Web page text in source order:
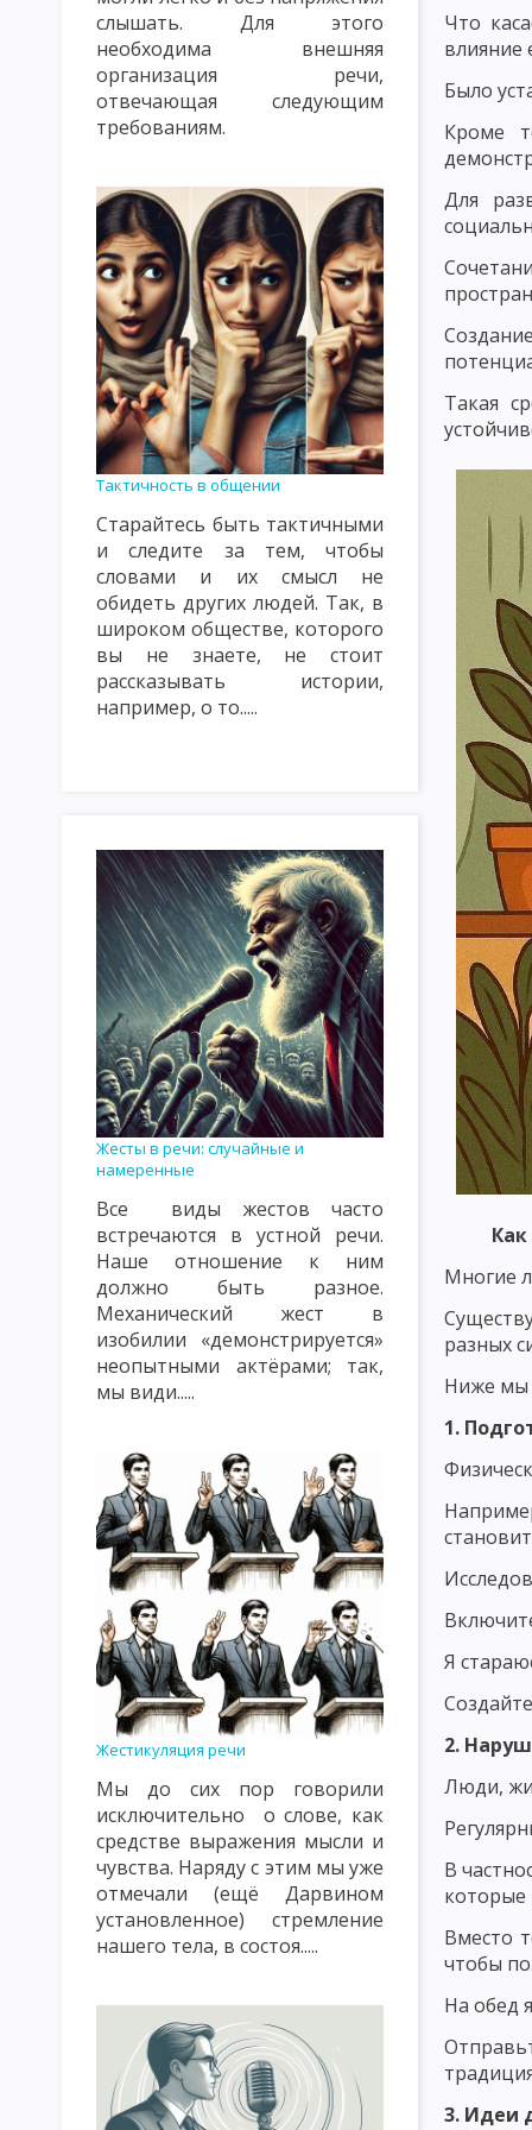
ПРАВИЛА СОЗДАНИЯ ПРОБЛЕМНЫХ СИТУАЦИЙ. УРОВНИ
ЛИЧНОСТНО ОРИЕНТИРОВАННОЕ ОБУЧЕНИЕ
ЦЕННОСТНО ОРИЕНТИРОВАННОЕ ВОСПИТАНИЕ ЗАКОНЫ
ПСИХОЛОГИЧЕСКИЕ И КИБЕРНЕТИЧЕСКИЕ ЗАКОНОМЕРНОСТИ
ДИДАКТИЧЕСКИЕ ПРИНЦИПЫ И ИХ КЛАССИФИКАЦИЯ
ПРИНЦИП ПРАКТИЧЕСКОЙ НАПРАВЛЕННОСТИ,
ПРИНЦИП ОПТИМИЗАЦИИ ОБУЧЕНИЯ ПРИНЦИП
ПРИНЦИП НАГЛЯДНОСТИ В ОБУЧЕНИИ ПРИНЦИП
ПРИНЦИП МОТИВАЦИИ УЧЕБНО-ПОЗНАВАТЕЛЬНОЙ
ПРИНЦИП ПРОЧНОСТИ УСВОЕНИЯ ЗНАНИЙ, ФОРМИРОВАНИЯ
ТРАДИЦИОННЫЕ МЕТОДЫ ОБУЧЕНИЯ. СЛОВЕСНЫЕ МЕТОДЫ
МЕТОД ЛЕКЦИЯ МЕТОД БЕСЕДА МЕТОД ДИСКУССИЯ
НАГЛЯДНЫЕ МЕТОДЫ ОБУЧЕНИЯ: ПОКАЗ, ИЛЛЮСТРИРОВАНИЕ
ПРАКТИЧЕСКИЕ МЕТОДЫ ОБУЧЕНИЯ: ЛАБОРАТОРНЫЕ РАБОТЫ,
МЕТОДЫ КОНТРОЛЯ И САМОКОНТРОЛЯ В ОБУЧЕНИИ.
ИМИТАЦИОННЫЕ МЕТОДЫ ОБУЧЕНИЯ. МЕТОД ИНСЦЕНИРОВКИ
ИМИТАЦИОННЫЕ НЕ ИГРОВЫЕ МЕТОДЫ ОБУЧЕНИЯ. АНАЛИЗ
МЕТОДИКА РЕШЕНИЯ СИТУАЦИОННЫХ ЗАДАЧ МЕТОД
МОЗГОВАЯ АТАКА (БРЕЙНСТОРМИНГ) МЕТОД КРУГЛОГО
ИНТЕЛЛЕКТУАЛЬНАЯ РАЗМИНКА, СОКРАТИЧНАЯ БЕСЕДА КАК
КЛАССИФИКАЦИЯ ФОРМ ОРГАНИЗАЦИИ ОБУЧЕНИЯ УРОК:
КЛАССИФИКАЦИЯ УРОКОВ. ТИПЫ УРОКОВ. ВИДЫ УРОКОВ
ВИДЫ, ФОРМЫ И МЕТОДЫ КОНТРОЛЯ И ОЦЕНКИ
СОДЕРЖАНИЕ ПЕДАГОГИЧЕСКОГО ПОНЯТИЯ «ВОСПИТАНИЕ»
ОБЪЕКТЫ ВОСПИТАТЕЛЬНОГО ВОЗДЕЙСТВИЯ: СОЗНАНИЕ,
ТЕОРИЯ ВОСПИТАНИЯ КАК НАУЧНАЯ И УЧЕБНАЯ ДИСЦИПЛИНА
ФУНКЦИИ ТЕОРИИ ВОСПИТАНИЯ СУТЬ ПРОЦЕССА
КЛАССИФИКАЦИЯ МЕТОДОВ ВОСПИТАНИЯ. ВОСПИТАННИКИ
ЦЕЛЬ И ЭМОЦИОНАЛЬНО-МОТИВАЦИОННЫЙ КОМПОНЕНТ
КОНТРОЛЬНО-РЕГУЛИРОВОЧНЫЙ КОМПОНЕНТ УЧЕБНОГО
ЗАКОНЫ ВОСПИТАНИЯ И ИХ ХАРАКТЕРИСТИКА
ХАРАКТЕРИСТИКА ПРИНЦИПОВ ВОСПИТАНИЯ
ПРИНЦИП ОБЩЕСТВЕННОЙ НАПРАВЛЕННОСТИ, СВЯЗИ С
ПРИНЦИП СУБЪЕКТ-СУБЪЕКТНЫЙ ХАРАКТЕР
ПРИНЦИП НАСТУПАТЕЛЬНОСТИ И АКТИВНОСТИ,
ПРИНЦИП ГУМАНИЗМА И ДЕМОКРАТИЗМА, ВЫСОКОЙ
ПРИНЦИПЫ, КАСАЮЩИЕСЯ СУБЪЕКТОВ ВОСПИТАНИЯ И
СОДЕРЖАНИЕ ВОСПИТАНИЯ КАК ПЕДАГОГИЧЕСКАЯ ПРОБЛЕМА
ОСНОВНАЯ ЦЕЛЬ И ЗАДАЧИ НАЦИОНАЛЬНОГО ВОСПИТАНИЯ
ПОНЯТИЕ О МЕТОДАХ ВОСПИТАНИЯ КЛАССИФИКАЦИЯ
ОСНОВНЫЕ ВОСПИТАТЕЛЬНЫЕ ФУНКЦИИ УЧЕБНОЙ СРЕДЫ
ЭТАПЫ И ПРИНЦИПЫ САМОВОСПИТАНИЯ МЕТОДЫ
ОСНОВЫ ПЕДАГОГИЧЕСКОГО МАСТЕРСТВА РАЗМЕЩЕНИЕ
слышать. Для этого
необходима внешняя
организация речи,
отвечающая следующим
требованиям.
Тактичность в общении
Старайтесь быть тактичными
и следите за тем, чтобы
словами и их смысл не
обидеть других людей. Так, в
широком обществе, которого
вы не знаете, не стоит
рассказывать истории,
например, о то.....
Жесты в речи: случайные и
намеренные
Все виды жестов часто
встречаются в устной речи.
Наше отношение к ним
должно быть разное.
Механический жест в
изобилии «демонстрируется»
неопытными актёрами; так,
мы види.....
Жестикуляция речи
Мы до сих пор говорили
исключительно о слове, как
средстве выражения мысли и
чувства. Наряду с этим мы уже
отмечали (ещё Дарвином
установленное) стремление
нашего тела, в состоя.....
Что
влияние
Было
Кроме
Для
Такая
Многие
разных
Ниже мы
1.
Я
2.
Люди,
В
которые
Вместо
чтобы
На обед
3. Идеи